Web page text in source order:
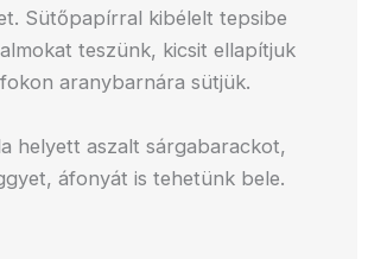
Sütőpapírral kibélelt tepsibe
teszünk, kicsit ellapítjuk
aranybarnára sütjük.
helyett aszalt sárgabarackot,
áfonyát is tehetünk bele.